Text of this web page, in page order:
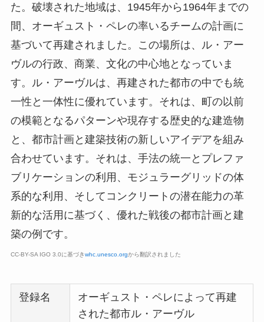
た。破壊された地域は、1945年から1964年までの
間、オーギュスト・ペレの率いるチームの計画に
基づいて再建されました。この場所は、ル・アー
ヴルの行政、商業、文化の中心地となっていま
す。ル・アーヴルは、再建された都市の中でも統
一性と一体性に優れています。それは、町の以前
の模範となるパターンや現存する歴史的な建造物
と、都市計画と建築技術の新しいアイデアを組み
合わせています。それは、手法の統一とプレファ
ブリケーションの利用、モジュラーグリッドの体
系的な利用、そしてコンクリートの潜在能力の革
新的な活用に基づく、優れた戦後の都市計画と建
築の例です。
CC-BY-SA IGO 3.0に基づきwhc.unesco.orgから翻訳されました
登録名
オーギュスト・ペレによって再建
された都市ル・アーヴル